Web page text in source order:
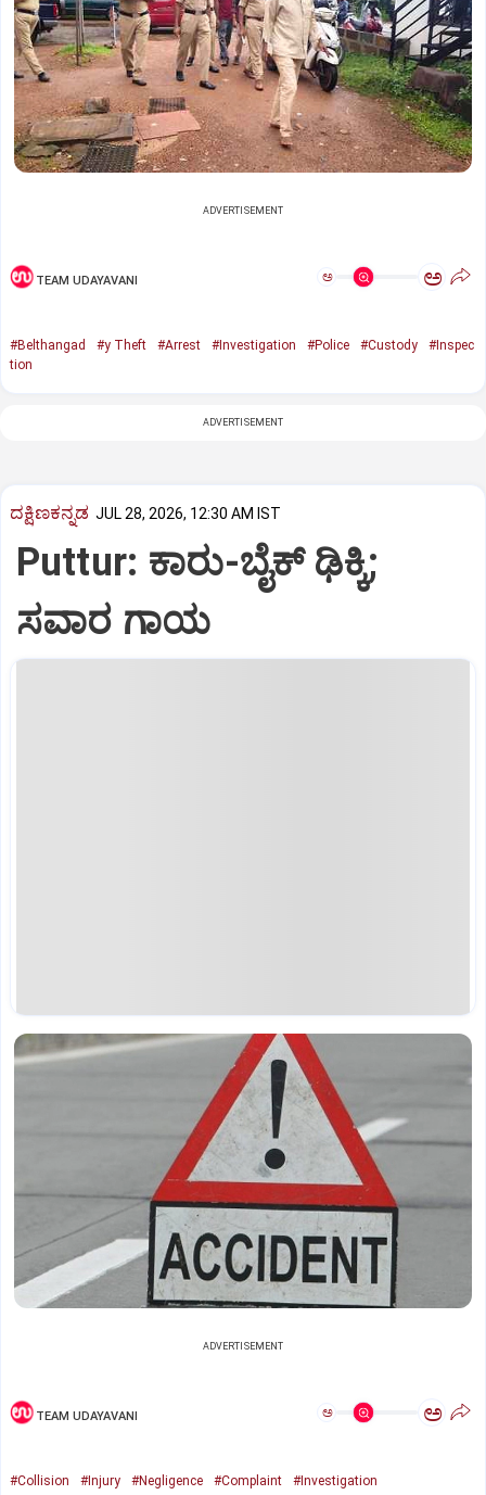
ADVERTISEMENT
TEAM UDAYAVANI ಅ ಅ
#Belthangad #y Theft #Arrest #Investigation #Police #Custody
#Inspec
tion
ADVERTISEMENT
ದಕ್ಷಿಣಕನ್ನಡ JUL 28, 2026, 12:30 AM IST
Puttur: ಕಾರು-ಬೈಕ್ ಢಿಕ್ಕಿ;
ಸವಾರ ಗಾಯ
ADVERTISEMENT
TEAM UDAYAVANI ಅ ಅ
#Collision #Injury #Negligence #Complaint #Investigation